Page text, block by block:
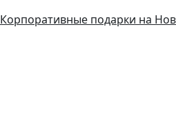
Корпоративные подарки на